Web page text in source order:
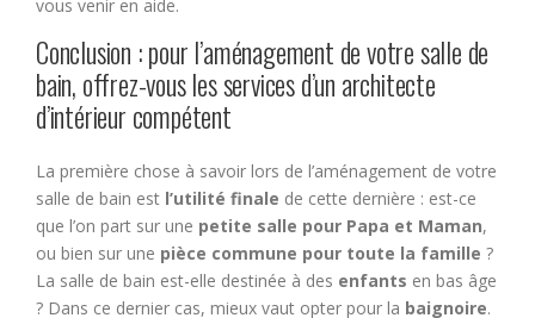
vous venir en aide.
Conclusion : pour l’aménagement de votre salle de
bain, offrez-vous les services d’un architecte
d’intérieur compétent
La première chose à savoir lors de l’aménagement de votre
salle de bain est l’utilité finale de cette dernière : est-ce
que l’on part sur une petite salle pour Papa et Maman,
ou bien sur une pièce commune pour toute la famille ?
La salle de bain est-elle destinée à des enfants en bas âge
? Dans ce dernier cas, mieux vaut opter pour la baignoire.